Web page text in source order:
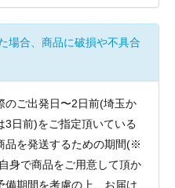
場合、商品に破損や不具合
のご出発日〜2日前(埼玉か
3日前)をご指定頂いている
品を発送するための期間(※
身で商品をご用意して頂か
備期間を考慮の上、お届け